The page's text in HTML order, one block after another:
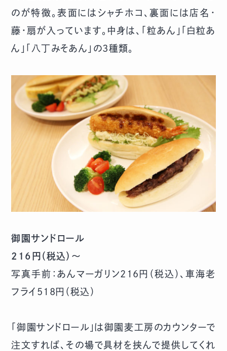
のが特徴。表面にはシャチホコ、裏面には店名・
藤・扇が入っています。中身は、「粒あん」「白粒あ
ん」「八丁みそあん」の3種類。
御園サンドロール
216円（税込）～
写真手前：あんマーガリン216円（税込）、車海老
フライ518円（税込）
「御園サンドロール」は御園麦工房のカウンターで
注文すれば、その場で具材を挟んで提供してくれ